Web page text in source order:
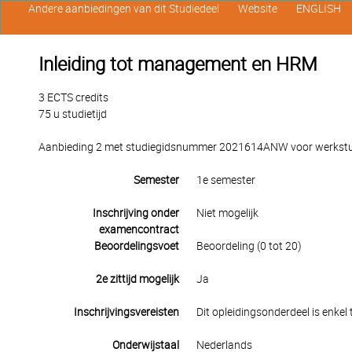
Inleiding tot management en HRM
3 ECTS credits
75 u studietijd
Aanbieding 2 met studiegidsnummer 2021614ANW voor
Semester 1e semester
Inschrijving onder
examencontract
Niet mogelijk
Beoordelingsvoet Beoordeling (0 tot 20)
2e zittijd mogelijk Ja
Inschrijvingsvereisten Dit opleidingsonderdeel is
Onderwijstaal Nederlands
Andere aanbiedingen van dit Studiedeel Website ENGLISH